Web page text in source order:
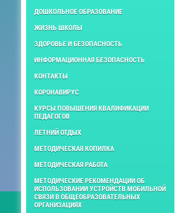
ДОШКОЛЬНОЕ ОБРАЗОВАНИЕ
ЖИЗНЬ ШКОЛЫ
ЗДОРОВЬЕ И БЕЗОПАСНОСТЬ
ИНФОРМАЦИОННАЯ БЕЗОПАСНОСТЬ
КОНТАКТЫ
КОРОНАВИРУС
КУРСЫ ПОВЫШЕНИЯ КВАЛИФИКАЦИИ
ПЕДАГОГОВ
ЛЕТНИЙ ОТДЫХ
МЕТОДИЧЕСКАЯ КОПИЛКА
МЕТОДИЧЕСКАЯ РАБОТА
МЕТОДИЧЕСКИЕ РЕКОМЕНДАЦИИ ОБ
ИСПОЛЬЗОВАНИИ УСТРОЙСТВ МОБИЛЬНОЙ
СВЯЗИ В ОБЩЕОБРАЗОВАТЕЛЬНЫХ
ОРГАНИЗАЦИЯХ